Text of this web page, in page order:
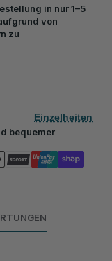
in nur 1–5
von
zu
Einzelheiten
bequemer